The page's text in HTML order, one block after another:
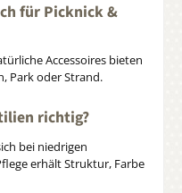
für Picknick &
Accessoires bieten
Park oder Strand.
richtig?
bei niedrigen
erhält Struktur, Farbe